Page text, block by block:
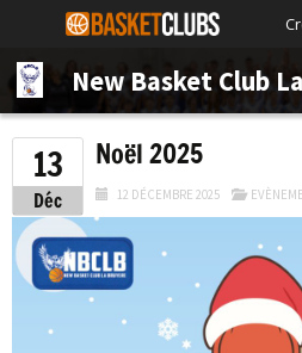
13
Déc
Noël 2025
12 DÉCEMBRE 2025